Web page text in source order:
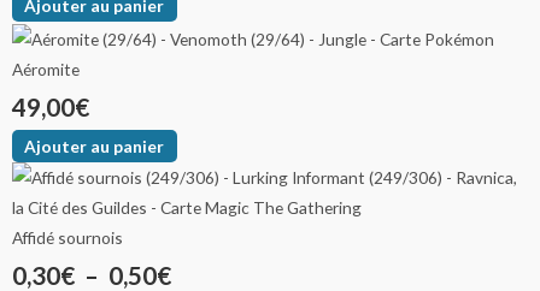
Ajouter au panier
Aéromite
49,00€
Ajouter au panier
Affidé sournois
0,30€ – 0,50€